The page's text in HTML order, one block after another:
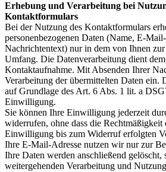
Erhebung und Verarbeitung bei
Kontaktformulars
Bei der Nutzung des Kontaktformulars
personenbezogenen Daten (Name, E-
Nachrichtentext) nur in dem von Ihnen
Umfang. Die Datenverarbeitung dient
Kontaktaufnahme. Mit Absenden Ihrer
Verarbeitung der übermittelten Daten ein.
auf Grundlage des Art. 6 Abs. 1 lit. a
Einwilligung.
Sie können Ihre Einwilligung jederzeit
widerrufen, ohne dass die Rechtmäßigkeit
Einwilligung bis zum Widerruf erfolgten
Ihre E-Mail-Adresse nutzen wir nur zur
Ihre Daten werden anschließend gelöscht,
weitergehenden Verarbeitung und